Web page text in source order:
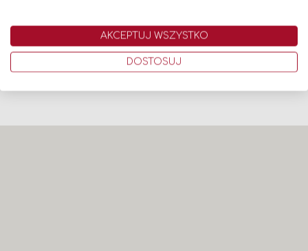
AKCEPTUJ WSZYSTKO
DOSTOSUJ
Odwiedź nasz Linkedin